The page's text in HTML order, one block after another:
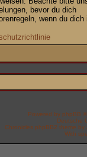
bevor du dich
wenn du dich
Powered by phpBB
Deutsche
Chronicles phpBB2 theme by
With